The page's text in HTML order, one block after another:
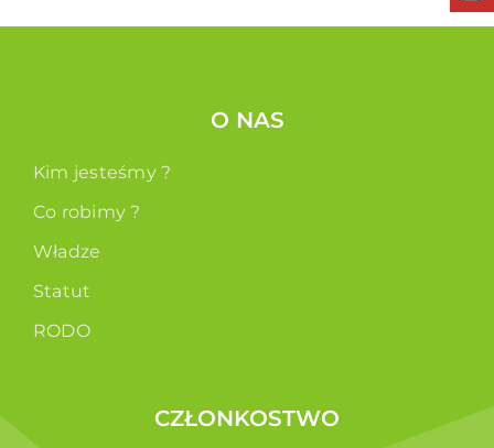
O NAS
Kim jesteśmy ?
Co robimy ?
Władze
Statut
RODO
CZŁONKOSTWO